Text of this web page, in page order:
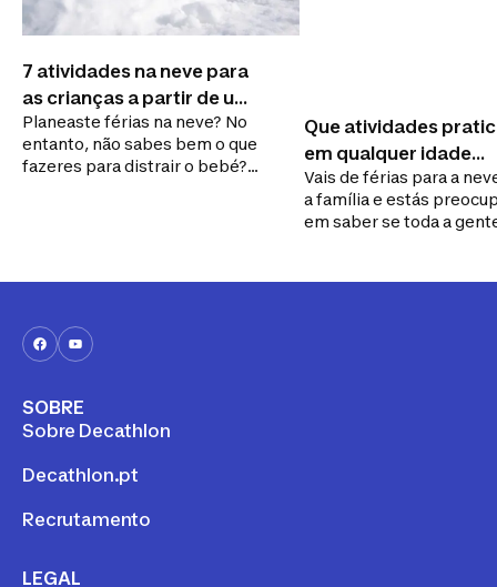
7 atividades na neve para
as crianças a partir de um
ano
Planeaste férias na neve? No
entanto, não sabes bem o que
fazeres para distrair o bebé?
Que atividades
em qualquer idade
durante as férias na
Vais de férias para a
a família e estás
em saber se toda a
os cumes com neve em
SOBRE
Sobre Decathlon
Decathlon.pt
Recrutamento
LEGAL